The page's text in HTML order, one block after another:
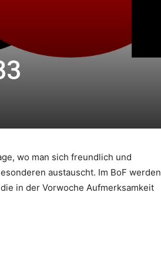
wo man sich freundlich und
austauscht. Im BoF werden
in der Vorwoche Aufmerksamkeit